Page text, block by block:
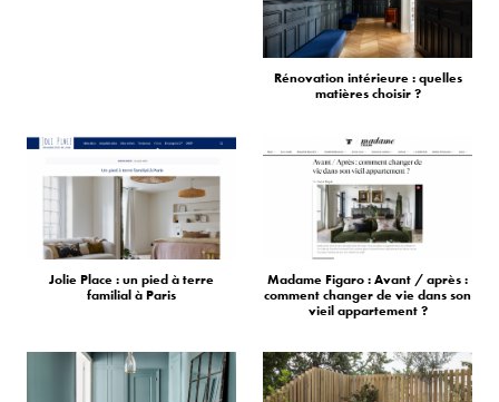
Rénovation intérieure : quelles
matières choisir ?
Jolie Place : un pied à terre
familial à Paris
Madame Figaro : Avant / après :
comment changer de vie dans son
vieil appartement ?